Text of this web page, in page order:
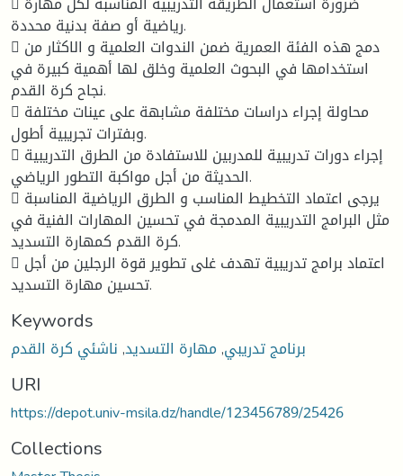
رياضية أو صفة بدنية محددة.
 دمج هذه الفئة العمرية ضمن الندوات العلمية و الاكثار من
استخدامها في البحوث العلمية وخلق لها أهمية كبيرة في
نجاح كرة القدم.
 محاولة إجراء دراسات مختلفة مشابهة على عينات مختلفة
وبفترات تجريبية أطول.
 إجراء دورات تدريبية للمدربين للاستفادة من الطرق التدريبية
الحديثة من أجل مواكبة التطور الرياضي.
 يرجى اعتماد التخطيط المناسب و الطرق الرياضية المناسبة
مثل البرامج التدريبية المدمجة في تحسين المهارات الفنية في
كرة القدم كمهارة التسديد.
 اعتماد برامج تدريبية تهدف غلى تطوير قوة الرجلين من أجل
تحسين مهارة التسديد.
Keywords
برنامج تدريبي,مهارة التسديد,ناشئي كرة القدم
URI
https://depot.univ-msila.dz/handle/123456789/25426
Collections